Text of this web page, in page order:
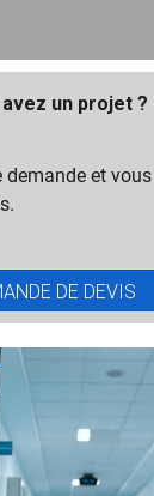
un projet ?
et
DE DEVIS